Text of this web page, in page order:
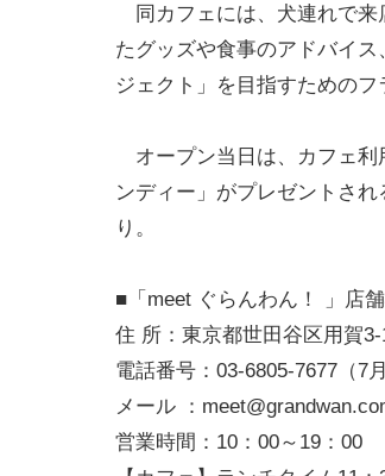
同カフェには、犬連れで来
たグッズや食事のアドバイ
ジェクト」を目指すためのフ
オープン当日は、カフェ利
ンディー」がプレゼントさ
り。
■「meet ぐらんわん！ 」店
住 所：東京都世田谷区用賀
電話番号：03-6805-7677（7
メール ：
営業時間：10：00～19：00